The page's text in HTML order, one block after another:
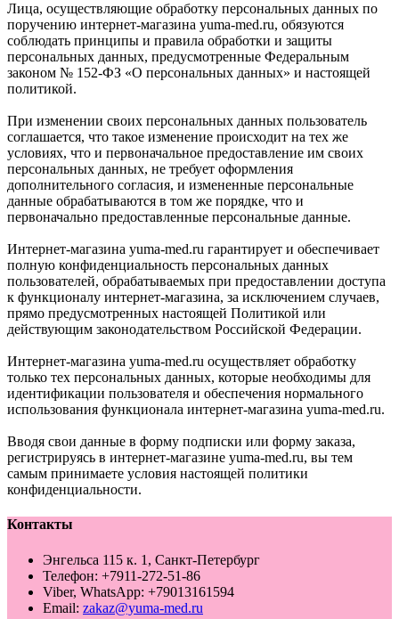
Лица, осуществляющие обработку персональных данных по
поручению интернет-магазина yuma-med.ru, обязуются
соблюдать принципы и правила обработки и защиты
персональных данных, предусмотренные Федеральным
законом № 152-ФЗ «О персональных данных» и настоящей
политикой.
При изменении своих персональных данных пользователь
соглашается, что такое изменение происходит на тех же
условиях, что и первоначальное предоставление им своих
персональных данных, не требует оформления
дополнительного согласия, и измененные персональные
данные обрабатываются в том же порядке, что и
первоначально предоставленные персональные данные.
Интернет-магазина yuma-med.ru гарантирует и обеспечивает
полную конфиденциальность персональных данных
пользователей, обрабатываемых при предоставлении доступа
к функционалу интернет-магазина, за исключением случаев,
прямо предусмотренных настоящей Политикой или
действующим законодательством Российской Федерации.
Интернет-магазина yuma-med.ru осуществляет обработку
только тех персональных данных, которые необходимы для
идентификации пользователя и обеспечения нормального
использования функционала интернет-магазина yuma-med.ru.
Вводя свои данные в форму подписки или форму заказа,
регистрируясь в интернет-магазине yuma-med.ru, вы тем
самым принимаете условия настоящей политики
конфиденциальности.
Контакты
Энгельса 115 к. 1, Санкт-Петербург
Телефон: +7911-272-51-86
Viber, WhatsApp: +79013161594
Email: zakaz@yuma-med.ru